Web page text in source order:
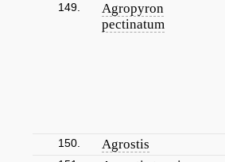
149.
Agropyron
pectinatum
150. Agrostis